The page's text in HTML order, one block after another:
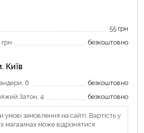
55 грн
безкоштовно
Київ
6
безкоштовно
Затон, 4
безкоштовно
умові замовлення на сайті. Вартість у
магазинах може відрізнятися.
покупки
замовлення